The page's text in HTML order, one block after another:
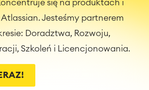
się na produktach i
Jesteśmy partnerem
Doradztwa, Rozwoju,
Szkoleń i Licencjonowania.